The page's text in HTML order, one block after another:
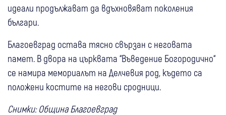
идеали продължават да вдъхновяват поколения
българи.
Благоевград остава тясно свързан с неговата
памет. В двора на църквата “Въведение Богородично“
се намира мемориалът на Делчевия род, където са
положени костите на негови сродници.
Снимки: Община Благоевград